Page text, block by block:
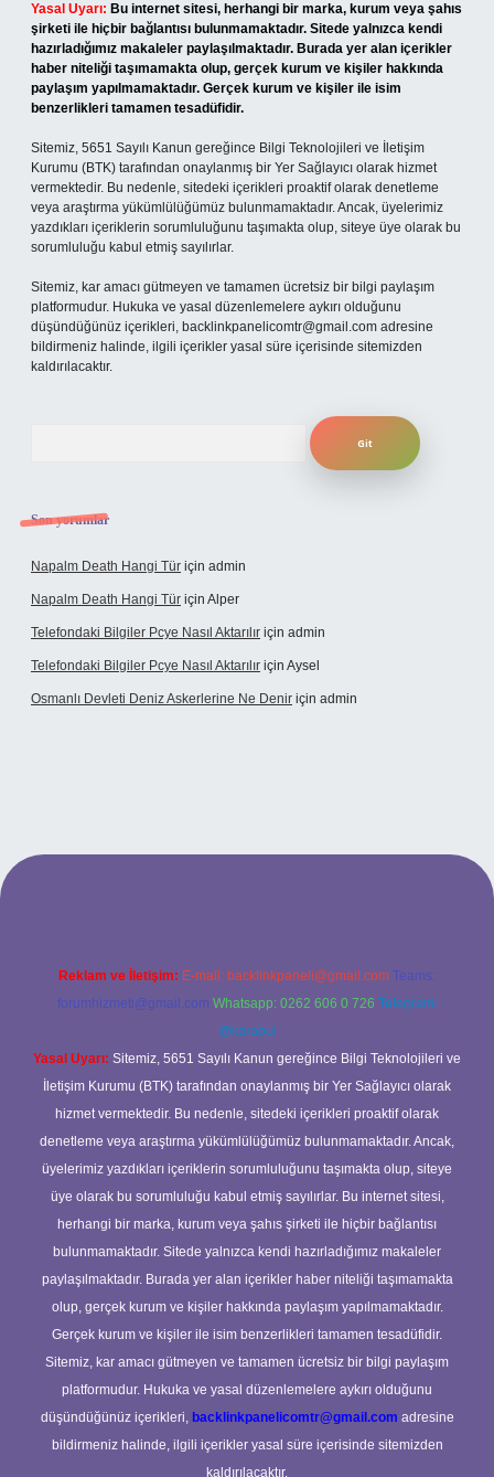
Yasal Uyarı: Bu internet sitesi, herhangi bir marka, kurum veya şahıs
şirketi ile hiçbir bağlantısı bulunmamaktadır. Sitede yalnızca kendi
hazırladığımız makaleler paylaşılmaktadır. Burada yer alan içerikler
haber niteliği taşımamakta olup, gerçek kurum ve kişiler hakkında
paylaşım yapılmamaktadır. Gerçek kurum ve kişiler ile isim
benzerlikleri tamamen tesadüfidir.
Sitemiz, 5651 Sayılı Kanun gereğince Bilgi Teknolojileri ve İletişim
Kurumu (BTK) tarafından onaylanmış bir Yer Sağlayıcı olarak hizmet
vermektedir. Bu nedenle, sitedeki içerikleri proaktif olarak denetleme
veya araştırma yükümlülüğümüz bulunmamaktadır. Ancak, üyelerimiz
yazdıkları içeriklerin sorumluluğunu taşımakta olup, siteye üye olarak bu
sorumluluğu kabul etmiş sayılırlar.
Sitemiz, kar amacı gütmeyen ve tamamen ücretsiz bir bilgi paylaşım
platformudur. Hukuka ve yasal düzenlemelere aykırı olduğunu
düşündüğünüz içerikleri, backlinkpanelicomtr@gmail.com adresine
bildirmeniz halinde, ilgili içerikler yasal süre içerisinde sitemizden
kaldırılacaktır.
Son yorumlar
Napalm Death Hangi Tür için admin
Napalm Death Hangi Tür için Alper
Telefondaki Bilgiler Pcye Nasıl Aktarılır için admin
Telefondaki Bilgiler Pcye Nasıl Aktarılır için Aysel
Osmanlı Devleti Deniz Askerlerine Ne Denir için admin
giriş
Reklam ve İletişim: E-mail: backlinkpaneli@gmail.com Teams:
forumhizmeti@gmail.com Whatsapp: 0262 606 0 726 Telegram:
@karabul
Yasal Uyarı: Sitemiz, 5651 Sayılı Kanun gereğince Bilgi Teknolojileri ve
İletişim Kurumu (BTK) tarafından onaylanmış bir Yer Sağlayıcı olarak
hizmet vermektedir. Bu nedenle, sitedeki içerikleri proaktif olarak
denetleme veya araştırma yükümlülüğümüz bulunmamaktadır. Ancak,
üyelerimiz yazdıkları içeriklerin sorumluluğunu taşımakta olup, siteye
üye olarak bu sorumluluğu kabul etmiş sayılırlar. Bu internet sitesi,
herhangi bir marka, kurum veya şahıs şirketi ile hiçbir bağlantısı
bulunmamaktadır. Sitede yalnızca kendi hazırladığımız makaleler
paylaşılmaktadır. Burada yer alan içerikler haber niteliği taşımamakta
olup, gerçek kurum ve kişiler hakkında paylaşım yapılmamaktadır.
Gerçek kurum ve kişiler ile isim benzerlikleri tamamen tesadüfidir.
Sitemiz, kar amacı gütmeyen ve tamamen ücretsiz bir bilgi paylaşım
platformudur. Hukuka ve yasal düzenlemelere aykırı olduğunu
düşündüğünüz içerikleri, backlinkpanelicomtr@gmail.com adresine
bildirmeniz halinde, ilgili içerikler yasal süre içerisinde sitemizden
kaldırılacaktır.